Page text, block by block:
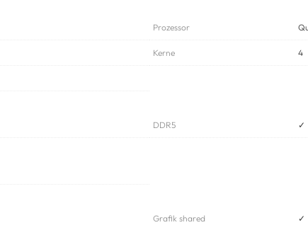
Prozessor
Kerne 4
DDR5 ✓
Grafik shared ✓